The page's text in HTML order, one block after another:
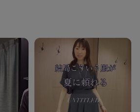
チャコールグレー（014） ブラウン（043／
ビー（094）
な素材。
シワ感を施しています。
になるストレッチ感を持ち合せ、快適な着心地